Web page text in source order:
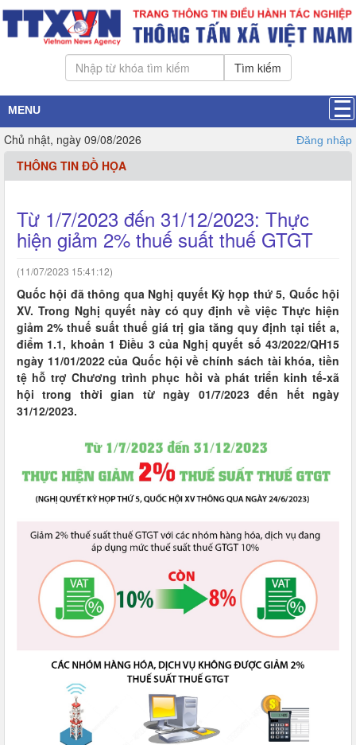
Tìm kiếm
MENU
Chủ nhật, ngày 09/08/2026 Đăng nhập
THÔNG TIN ĐỒ HỌA
Từ 1/7/2023 đến 31/12/2023: Thực
hiện giảm 2% thuế suất thuế GTGT
(11/07/2023 15:41:12)
Quốc hội đã thông qua Nghị quyết Kỳ họp thứ 5, Quốc hội
XV. Trong Nghị quyết này có quy định về việc Thực hiện
giảm 2% thuế suất thuế giá trị gia tăng quy định tại tiết a,
điểm 1.1, khoản 1 Điều 3 của Nghị quyết số 43/2022/QH15
ngày 11/01/2022 của Quốc hội về chính sách tài khóa, tiền
tệ hỗ trợ Chương trình phục hồi và phát triển kinh tế-xã
hội trong thời gian từ ngày 01/7/2023 đến hết ngày
31/12/2023.